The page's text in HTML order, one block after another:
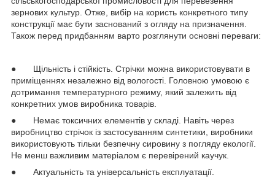
зернових культур. Отже, вибір на користь конкретного типу
конструкції має бути заснований з огляду на призначення.
Також перед придбанням варто розглянути основні переваги:
● Щільність і стійкість. Стрічки можна використовувати в
приміщеннях незалежно від вологості. Головною умовою є
дотримання температурного режиму, який залежить від
конкретних умов виробника товарів.
● Немає токсичних елементів у складі. Навіть через
виробництво стрічок із застосуванням синтетики, виробники
використовують тільки безпечну сировину з погляду екології.
Не менш важливим матеріалом є перевірений каучук.
● Актуальність та універсальність експлуатації.